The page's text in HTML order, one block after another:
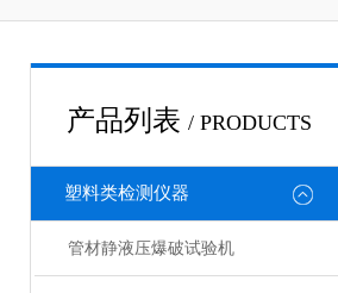
产品列表 / PRODUCTS
塑料类检测仪器
管材静液压爆破试验机